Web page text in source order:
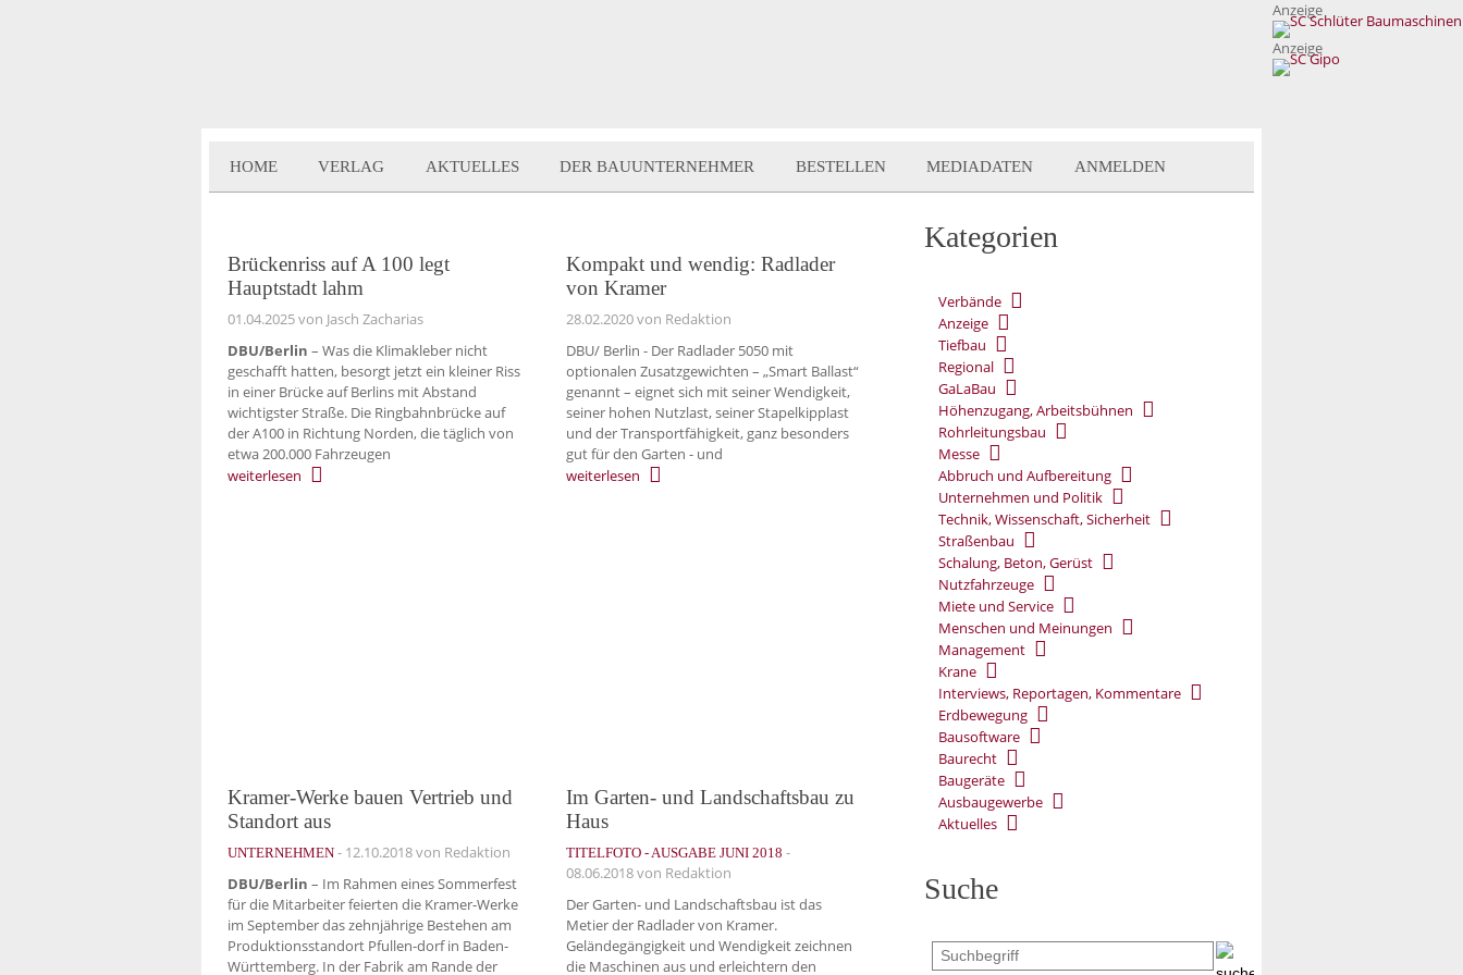
Anzeige
Anzeige
HOME VERLAG AKTUELLES DER BAUUNTERNEHMER BESTELLEN MEDIADATEN ANMELDEN
Brückenriss auf A 100 legt
Hauptstadt lahm
01.04.2025von Jasch Zacharias
DBU/Berlin – Was die Klimakleber nicht
geschafft hatten, besorgt jetzt ein kleiner Riss
in einer Brücke auf Berlins mit Abstand
wichtigster Straße. Die Ringbahnbrücke auf
der A100 in Richtung Norden, die täglich von
etwa 200.000 Fahrzeugen
weiterlesen
Kompakt und wendig: Radlader
von Kramer
28.02.2020von Redaktion
DBU/ Berlin - Der Radlader 5050 mit
optionalen Zusatzgewichten – „Smart Ballast“
genannt – eignet sich mit seiner Wendigkeit,
seiner hohen Nutzlast, seiner Stapelkipplast
und der Transportfähigkeit, ganz besonders
gut für den Garten - und
weiterlesen
Kramer-Werke bauen Vertrieb und
Standort aus
UNTERNEHMEN - 12.10.2018von Redaktion
DBU/Berlin – Im Rahmen eines Sommerfest
für die Mitarbeiter feierten die Kramer-Werke
im September das zehnjährige Bestehen am
Produktionsstandort Pfullen-dorf in Baden-
Württemberg. In der Fabrik am Rande der
Im Garten- und Landschaftsbau zu
Haus
TITELFOTO - AUSGABE JUNI 2018 -
08.06.2018von Redaktion
Der Garten- und Landschaftsbau ist das
Metier der Radlader von Kramer.
Geländegängigkeit und Wendigkeit zeichnen
die Maschinen aus und erleichtern den
Kategorien
Verbände
Anzeige
Tiefbau
Regional
GaLaBau
Höhenzugang, Arbeitsbühnen
Rohrleitungsbau
Messe
Abbruch und Aufbereitung
Unternehmen und Politik
Technik, Wissenschaft, Sicherheit
Straßenbau
Schalung, Beton, Gerüst
Nutzfahrzeuge
Miete und Service
Menschen und Meinungen
Management
Krane
Interviews, Reportagen, Kommentare
Erdbewegung
Bausoftware
Baurecht
Baugeräte
Ausbaugewerbe
Aktuelles
Suche